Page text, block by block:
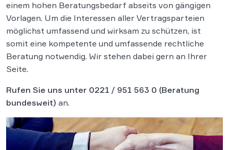
einem hohen Beratungsbedarf abseits von gängigen
Vorlagen. Um die Interessen aller Vertragsparteien
möglichst umfassend und wirksam zu schützen, ist
somit eine kompetente und umfassende rechtliche
Beratung notwendig. Wir stehen dabei gern an Ihrer
Seite.
Rufen Sie uns unter 0221 / 951 563 0 (Beratung
bundesweit) an.